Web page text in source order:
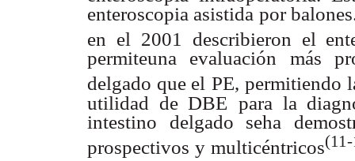
enteroscopia asistida por
en el 2001 describieron el
permiteuna evaluación más
delgado que el PE, permitiendo
utilidad de DBE para la
intestino delgado seha
prospectivos y multicéntricos